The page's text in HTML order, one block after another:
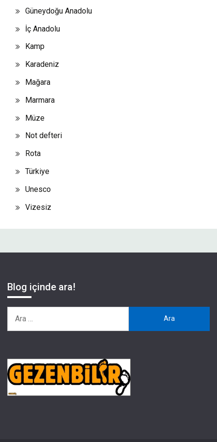
Güneydoğu Anadolu
İç Anadolu
Kamp
Karadeniz
Mağara
Marmara
Müze
Not defteri
Rota
Türkiye
Unesco
Vizesiz
Blog içinde ara!